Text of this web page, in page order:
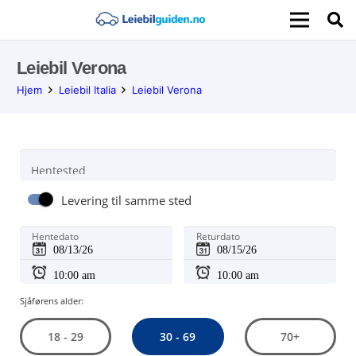
Leiebil Verona
Hjem Leiebil Italia Leiebil Verona
Hentested
Levering til samme sted
Hentedato Returdato
Sjåførens alder:
18 - 29 30 - 69 70+